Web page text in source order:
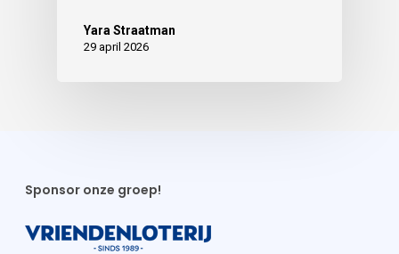
Yara Straatman
29 april 2026
Sponsor onze groep!